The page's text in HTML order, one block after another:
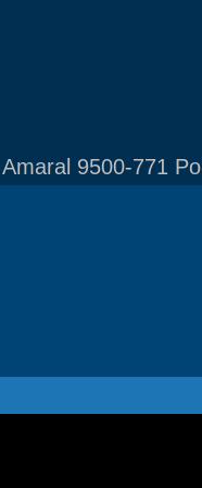
9500-771